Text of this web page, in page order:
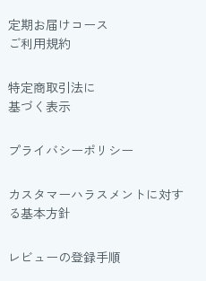
定期お届けコース
ご利用規約
特定商取引法に
基づく表示
プライバシーポリシー
カスタマーハラスメントに対す
る基本方針
レビューの登録手順